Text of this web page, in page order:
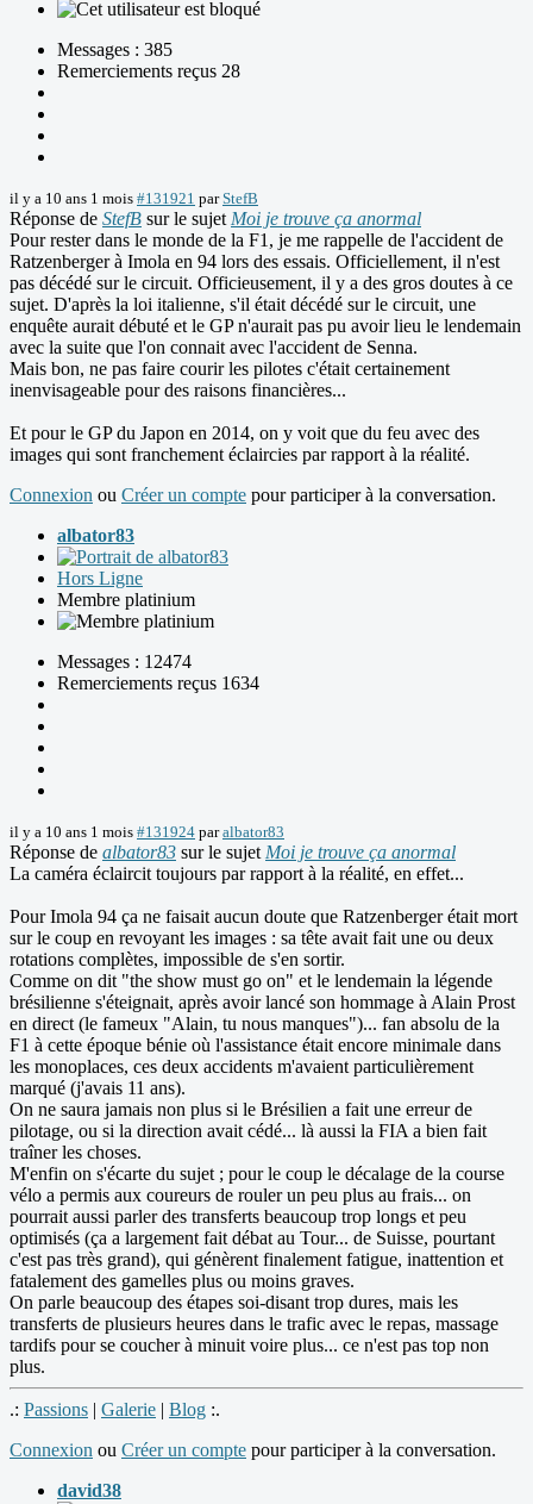
Messages : 385
Remerciements reçus 28
il y a 10 ans 1 mois #131921 parStefB
Réponse de StefB sur le sujet Moi je trouve ça anormal
Pour rester dans le monde de la F1, je me rappelle de l'accident de
Ratzenberger à Imola en 94 lors des essais. Officiellement, il n'est
pas décédé sur le circuit. Officieusement, il y a des gros doutes à ce
sujet. D'après la loi italienne, s'il était décédé sur le circuit, une
enquête aurait débuté et le GP n'aurait pas pu avoir lieu le lendemain
avec la suite que l'on connait avec l'accident de Senna.
Mais bon, ne pas faire courir les pilotes c'était certainement
inenvisageable pour des raisons financières...
Et pour le GP du Japon en 2014, on y voit que du feu avec des
images qui sont franchement éclaircies par rapport à la réalité.
Connexion ou Créer un compte pour participer à la conversation.
albator83
Hors Ligne
Membre platinium
Messages : 12474
Remerciements reçus 1634
il y a 10 ans 1 mois #131924 paralbator83
Réponse de albator83 sur le sujet Moi je trouve ça anormal
La caméra éclaircit toujours par rapport à la réalité, en effet...
Pour Imola 94 ça ne faisait aucun doute que Ratzenberger était mort
sur le coup en revoyant les images : sa tête avait fait une ou deux
rotations complètes, impossible de s'en sortir.
Comme on dit "the show must go on" et le lendemain la légende
brésilienne s'éteignait, après avoir lancé son hommage à Alain Prost
en direct (le fameux "Alain, tu nous manques")... fan absolu de la
F1 à cette époque bénie où l'assistance était encore minimale dans
les monoplaces, ces deux accidents m'avaient particulièrement
marqué (j'avais 11 ans).
On ne saura jamais non plus si le Brésilien a fait une erreur de
pilotage, ou si la direction avait cédé... là aussi la FIA a bien fait
traîner les choses.
M'enfin on s'écarte du sujet ; pour le coup le décalage de la course
vélo a permis aux coureurs de rouler un peu plus au frais... on
pourrait aussi parler des transferts beaucoup trop longs et peu
optimisés (ça a largement fait débat au Tour... de Suisse, pourtant
c'est pas très grand), qui génèrent finalement fatigue, inattention et
fatalement des gamelles plus ou moins graves.
On parle beaucoup des étapes soi-disant trop dures, mais les
transferts de plusieurs heures dans le trafic avec le repas, massage
tardifs pour se coucher à minuit voire plus... ce n'est pas top non
plus.
.: Passions | Galerie | Blog :.
Connexion ou Créer un compte pour participer à la conversation.
david38